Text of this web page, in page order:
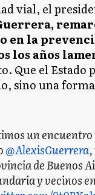
vial, el
en la
los años
Que el Estado
sino una
un
@AlexisGuerrera,
de Buenos
y vecinos